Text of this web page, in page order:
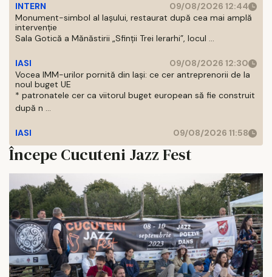
INTERN
09/08/2026 12:44
Monument-simbol al Iaşului, restaurat după cea mai amplă
intervenţie
Sala Gotică a Mănăstirii „Sfinţii Trei Ierarhi”, locul ...
IASI
09/08/2026 12:30
Vocea IMM-urilor pornită din Iași: ce cer antreprenorii de la
noul buget UE
* patronatele cer ca viitorul buget european să fie construit
după n ...
IASI 09/08/2026 11:58
Începe Cucuteni Jazz Fest